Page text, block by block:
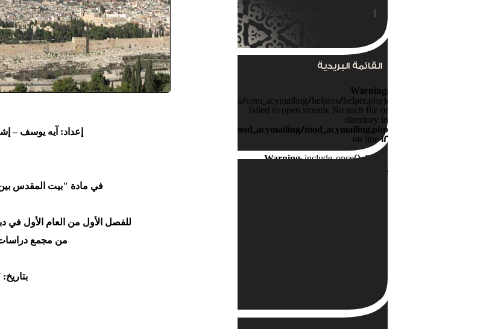
القائمة البريدية
Warning:
home/foraqsa/public_html/administrator/components/com_acymailing/helpers/helper.php):
failed to open stream: No such file or
directory in
/home/foraqsa/public_html/modules/mod_acymailing/mod_acymailing.php
on line12
Warning: include_once(): Failed
opening
'/home/foraqsa/public_html/administrator/components/com_acymailing/helpers/helper.php'
إعداد: آيه يوسف –
في مادة "بيت المقدس بين
للفصل الأول من العام الأول في
من مجمع دراسات
بتاريخ: 27-11-2011م